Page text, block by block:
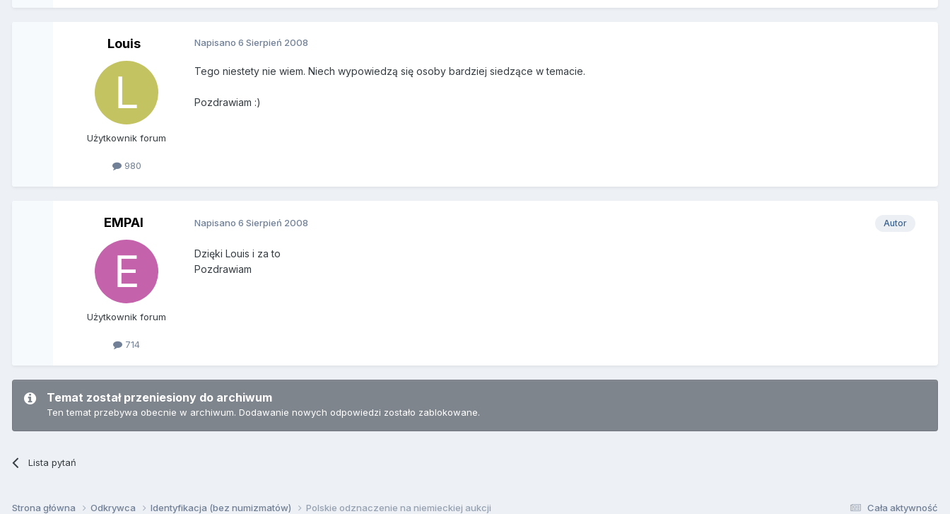
Louis
Użytkownik forum
980
Napisano6 Sierpień 2008
Tego niestety nie wiem. Niech wypowiedzą się osoby bardziej siedzące w temacie.
Pozdrawiam :)
EMPAI
Użytkownik forum
714
Autor
Napisano6 Sierpień 2008
Dzięki Louis i za to
Pozdrawiam
Temat został przeniesiony do archiwum
Ten temat przebywa obecnie w archiwum. Dodawanie nowych odpowiedzi zostało zablokowane.
Lista pytań
Cała aktywność
Strona główna Odkrywca Identyfikacja (bez numizmatów) Polskie odznaczenie na niemieckiej aukcji